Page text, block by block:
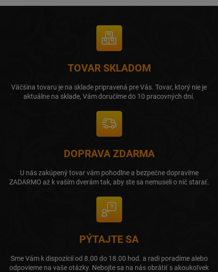
TOVAR SKLADOM
Väčšina tovaru je na sklade pripravená pre Vás. Tovar, ktorý nie je
aktuálne na sklade, Vám doručíme do 10 pracovných dní.
DOPRAVA ZDARMA
U nás zakúpený tovar vám pohodlne a bezpečne dopravíme
ZADARMO až k vaším dverám tak, aby ste sa nemuseli o nič starať.
PÝTAJTE SA
Sme Vám k dispozícií od 8.00 do 18.00 hod. a radi poradíme alebo
odpovieme na vaše otázky. Nebojte sa na nás obrátiť s akoukoľvek